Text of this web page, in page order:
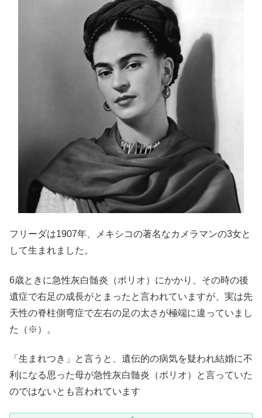
フリーダは1907年、メキシコの著名なカメラマンの3女と
して生まれました。
6歳ときに急性灰白髄炎（ポリオ）にかかり、その時の後
遺症で右足の成長がとまったと言われていますが、実は先
天性の脊柱側弯症で左右の足の太さが極端に違っていまし
た（※）。
「生まれつき」と言うと、遺伝的の病気を疑われ結婚に不
利になる思った母が急性灰白髄炎（ポリオ）と言っていた
のではないとも言われています